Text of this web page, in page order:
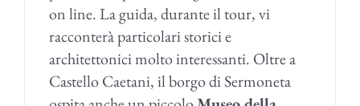
on line. La guida, durante il tour, vi
racconterà particolari storici e
architettonici molto interessanti. Oltre a
Castello Caetani, il borgo di Sermoneta